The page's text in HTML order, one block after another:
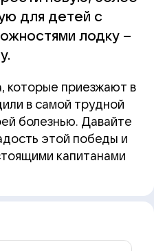
для детей с
лодку –
которые приезжают в
в самой трудной
болезнью. Давайте
этой победы и
капитанами